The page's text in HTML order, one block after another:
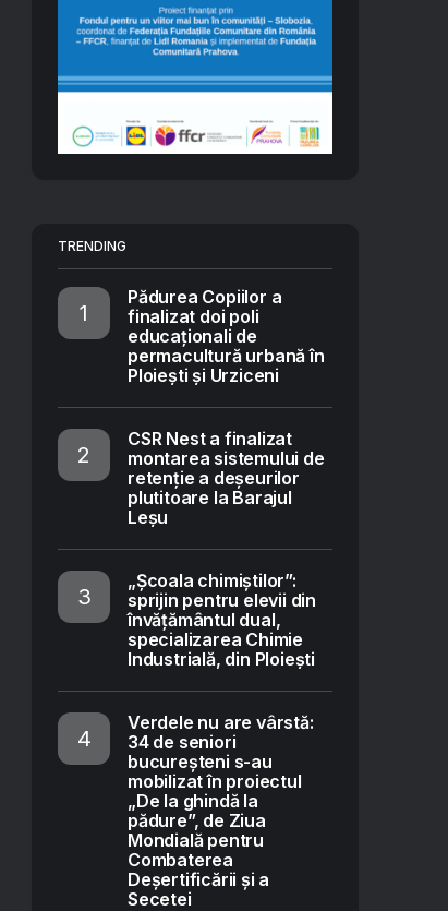
TRENDING
Pădurea Copiilor a
finalizat doi poli
educaționali de
permacultură urbană în
Ploiești și Urziceni
CSR Nest a finalizat
montarea sistemului de
retenție a deșeurilor
plutitoare la Barajul
Leșu
„Școala chimiștilor”:
sprijin pentru elevii din
învățământul dual,
specializarea Chimie
Industrială, din Ploiești
Verdele nu are vârstă:
34 de seniori
bucureșteni s-au
mobilizat în proiectul
„De la ghindă la
pădure”, de Ziua
Mondială pentru
Combaterea
Deșertificării și a
Secetei